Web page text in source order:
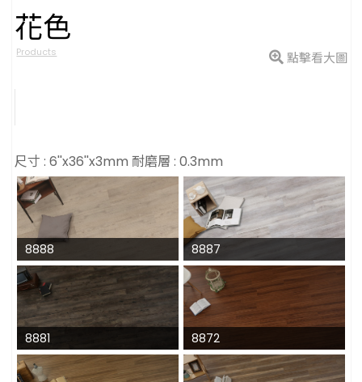
花色
Products 點擊看大圖
尺寸 : 6''x36''x3mm 耐磨層 : 0.3mm
8888 8887
8881 8872